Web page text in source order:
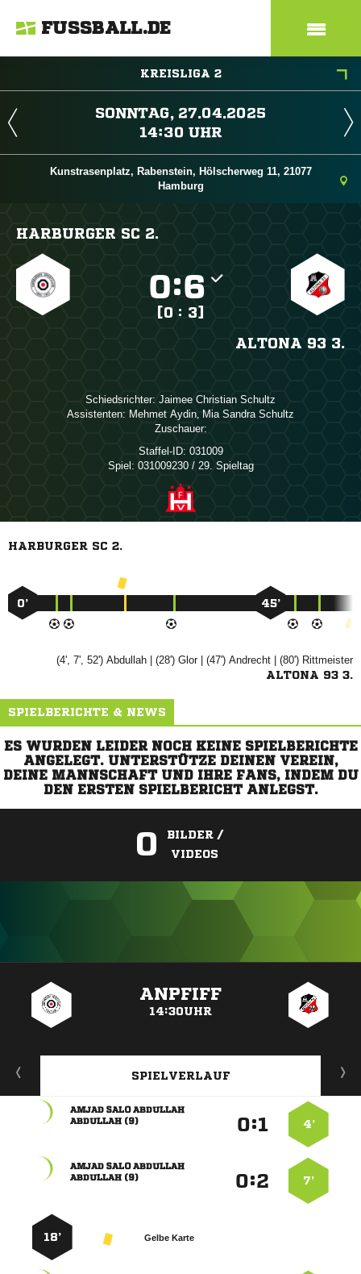
FUSSBALL.DE
KREISLIGA 2
 
 
Kunstrasenplatz, Rabenstein, Hölscherweg 11, 21077
Hamburg
HARBURGER SC 2.
:
[0 : 3]
ALTONA 93 3.
Schiedsrichter:   
Assistenten:  ,   
Zuschauer:
Staffel-ID: 031009
Spiel: 031009230 / 29. Spieltag
HARBURGER SC 2.
0’ 45’
(4', 7', 52')  | (28') | (47')  | (80') 
ALTONA 93 3.
SPIELBERICHTE & NEWS
ES WURDEN LEIDER NOCH KEINE SPIELBERICHTE
ANGELEGT. UNTERSTÜTZE DEINEN VEREIN,
DEINE MANNSCHAFT UND IHRE FANS, INDEM DU
DEN ERSTEN SPIELBERICHT ANLEGST.
0
BILDER /
VIDEOS
ANPFIFF
14:30UHR
SPIELVERLAUF
4’
:
  
 
7’
:
  
 
Gelbe Karte
18’